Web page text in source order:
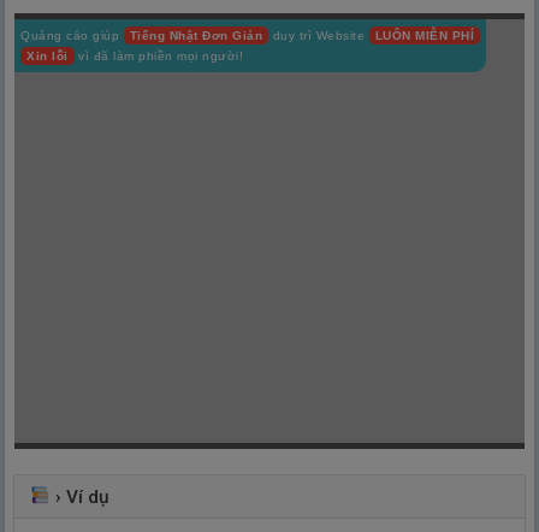
Quảng cáo giúp Tiếng Nhật Đơn Giản duy trì Website
LUÔN MIỄN PHÍ
Xin lỗi
vì đã làm phiền mọi người!
›Ví dụ